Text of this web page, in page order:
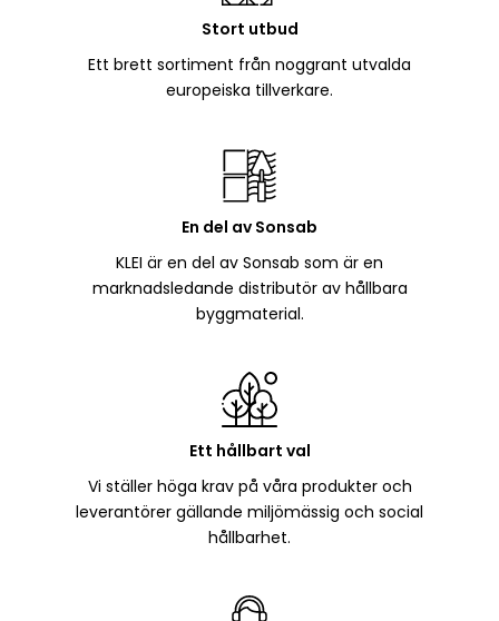
Stort utbud
Ett brett sortiment från noggrant utvalda
europeiska tillverkare.
En del av Sonsab
KLEI är en del av Sonsab som är en
marknadsledande distributör av hållbara
byggmaterial.
Ett hållbart val
Vi ställer höga krav på våra produkter och
leverantörer gällande miljömässig och social
hållbarhet.